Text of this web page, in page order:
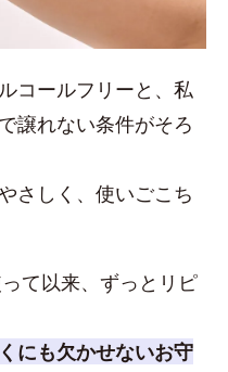
コールフリーと、私
譲れない条件がそろ
さしく、使いごこち
て以来、ずっとリピ
にも欠かせないお守